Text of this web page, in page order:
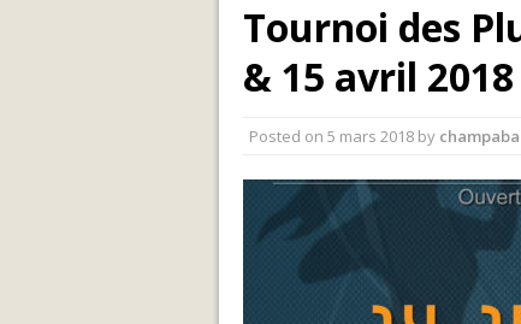
Tournoi des
& 15 avril
Posted on 5 mars 2018 by